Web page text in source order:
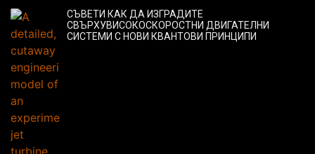
СЪВЕТИ КАК ДА ИЗГРАДИТЕ
СВЪРХУВИСОКОСКОРОСТНИ ДВИГАТЕЛНИ
СИСТЕМИ С НОВИ КВАНТОВИ ПРИНЦИПИ